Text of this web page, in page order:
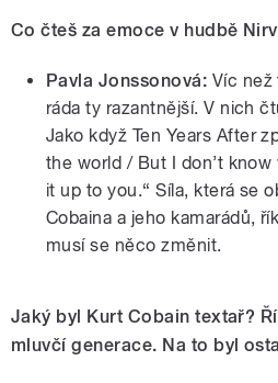
Co čteš za emoce v hudbě
Pavla Jonssonová: Víc než
ráda ty razantnější. V nich
Jako když Ten Years After
the world / But I don’t know
it up to you.“ Síla, která se
Cobaina a jeho kamarádů,
musí se něco změnit.
Jaký byl Kurt Cobain textař?
mluvčí generace. Na to byl